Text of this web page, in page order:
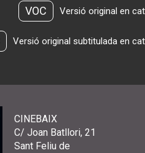
VOC Versió original en
Versió original subtitulada en
CINEBAIX
C/ Joan Batllori, 21
Sant Feliu de